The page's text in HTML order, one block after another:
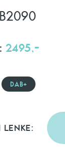
2495,-
DAB+
LENKE: